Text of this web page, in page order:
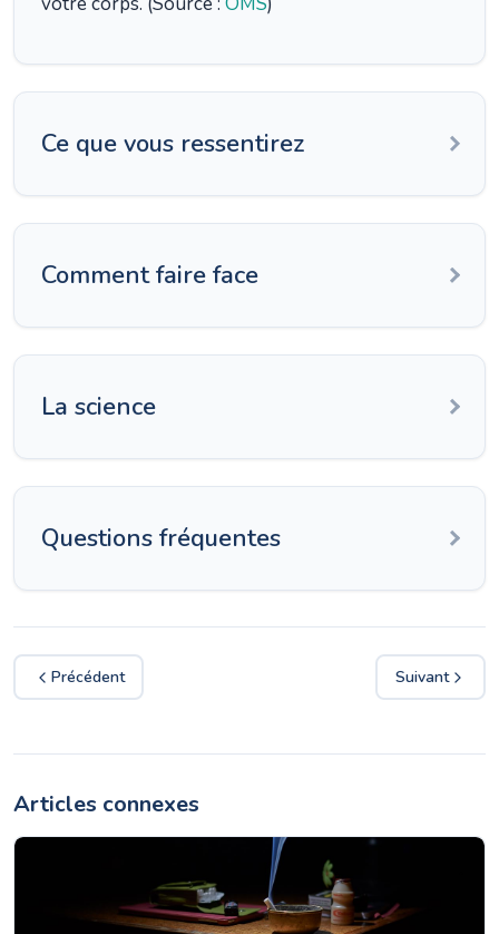
Ce que vous ressentirez
Comment faire face
La science
Questions fréquentes
Précédent Suivant
Articles connexes